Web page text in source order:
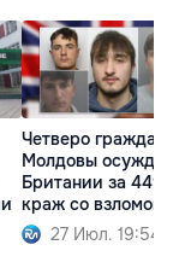
Четверо граждан
Молдовы
Британии за 449
краж со взломом
27 Июл. 19:54